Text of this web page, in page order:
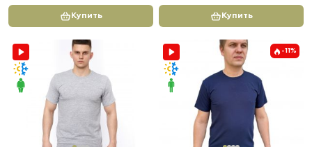
Купить Купить
-11%